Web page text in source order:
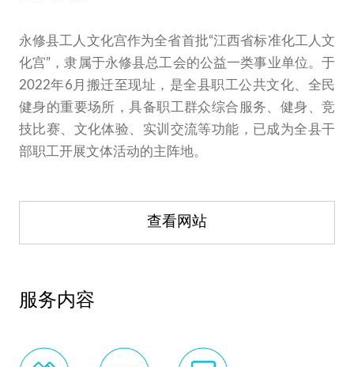
永修县工人文化宫作为全省首批“江西省标准化工人文
化宫”，隶属于永修县总工会的公益一类事业单位。于
2022年6月搬迁至现址，是全县职工公共文化、全民
健身的重要场所，具备职工群众综合服务、健身、竞
技比赛、文化体验、实训交流等功能，已成为全县干
部职工开展文体活动的主阵地。
查看网站
服务内容